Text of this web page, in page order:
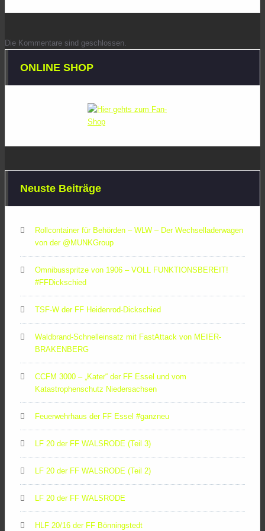
Die Kommentare sind geschlossen.
ONLINE SHOP
Neuste Beiträge
Rollcontainer für Behörden – WLW – Der Wechselladerwagen
von der ‪@MUNKGroup‬
Omnibusspritze von 1906 – VOLL FUNKTIONSBEREIT!
#FFDickschied
TSF-W der FF Heidenrod-Dickschied
Waldbrand-Schnelleinsatz mit FastAttack von MEIER-
BRAKENBERG
CCFM 3000 – „Kater“ der FF Essel und vom
Katastrophenschutz Niedersachsen
Feuerwehrhaus der FF Essel #ganzneu
LF 20 der FF WALSRODE (Teil 3)
LF 20 der FF WALSRODE (Teil 2)
LF 20 der FF WALSRODE
HLF 20/16 der FF Bönningstedt